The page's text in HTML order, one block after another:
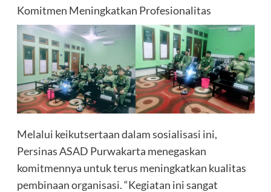
Komitmen Meningkatkan Profesionalitas
Melalui keikutsertaan dalam sosialisasi ini,
Persinas ASAD Purwakarta menegaskan
komitmennya untuk terus meningkatkan kualitas
pembinaan organisasi. “Kegiatan ini sangat